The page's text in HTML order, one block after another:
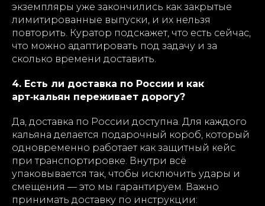
экземпляры уже закончились как закрытые
лимитированные выпуски, и их нельзя
повторить. Куратор подскажет, что есть сейчас,
что можно адаптировать под задачу и за
сколько времени доставить.
4. Есть ли доставка по России и как
арт‑кальян переживает дорогу?
Да, доставка по России доступна. Для каждого
кальяна делается подарочный короб, который
одновременно работает как защитный кейс
при транспортировке. Внутри всё
упаковывается так, чтобы исключить удары и
смещения — это мы гарантируем. Важно
принимать доставку по инструкции: